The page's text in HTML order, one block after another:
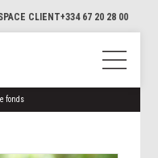
CLIENT+334 67 20 28 00
fonds